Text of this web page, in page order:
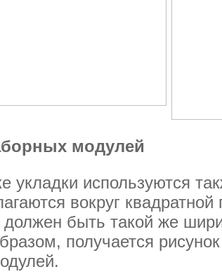
модулей
укладки используются
вокруг
должен быть такой же
получается